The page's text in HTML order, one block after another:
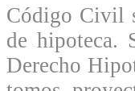
Código Civil
de hipoteca.
Derecho